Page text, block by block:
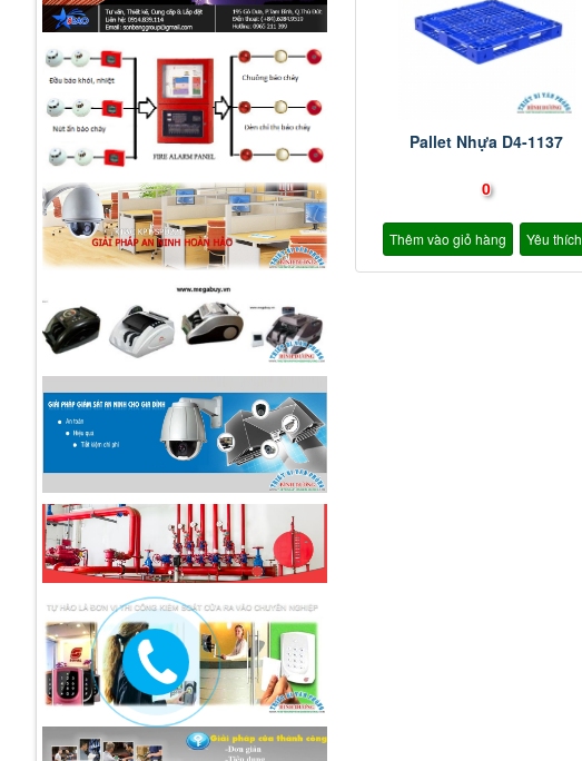
Pallet Nhựa D4-1137
0
Thêm vào giỏ hàng Yêu thích